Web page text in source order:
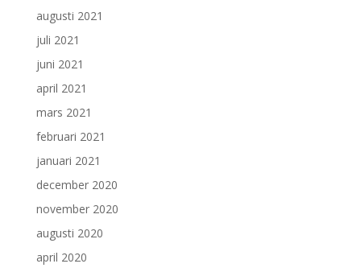
augusti 2021
juli 2021
juni 2021
april 2021
mars 2021
februari 2021
januari 2021
december 2020
november 2020
augusti 2020
april 2020